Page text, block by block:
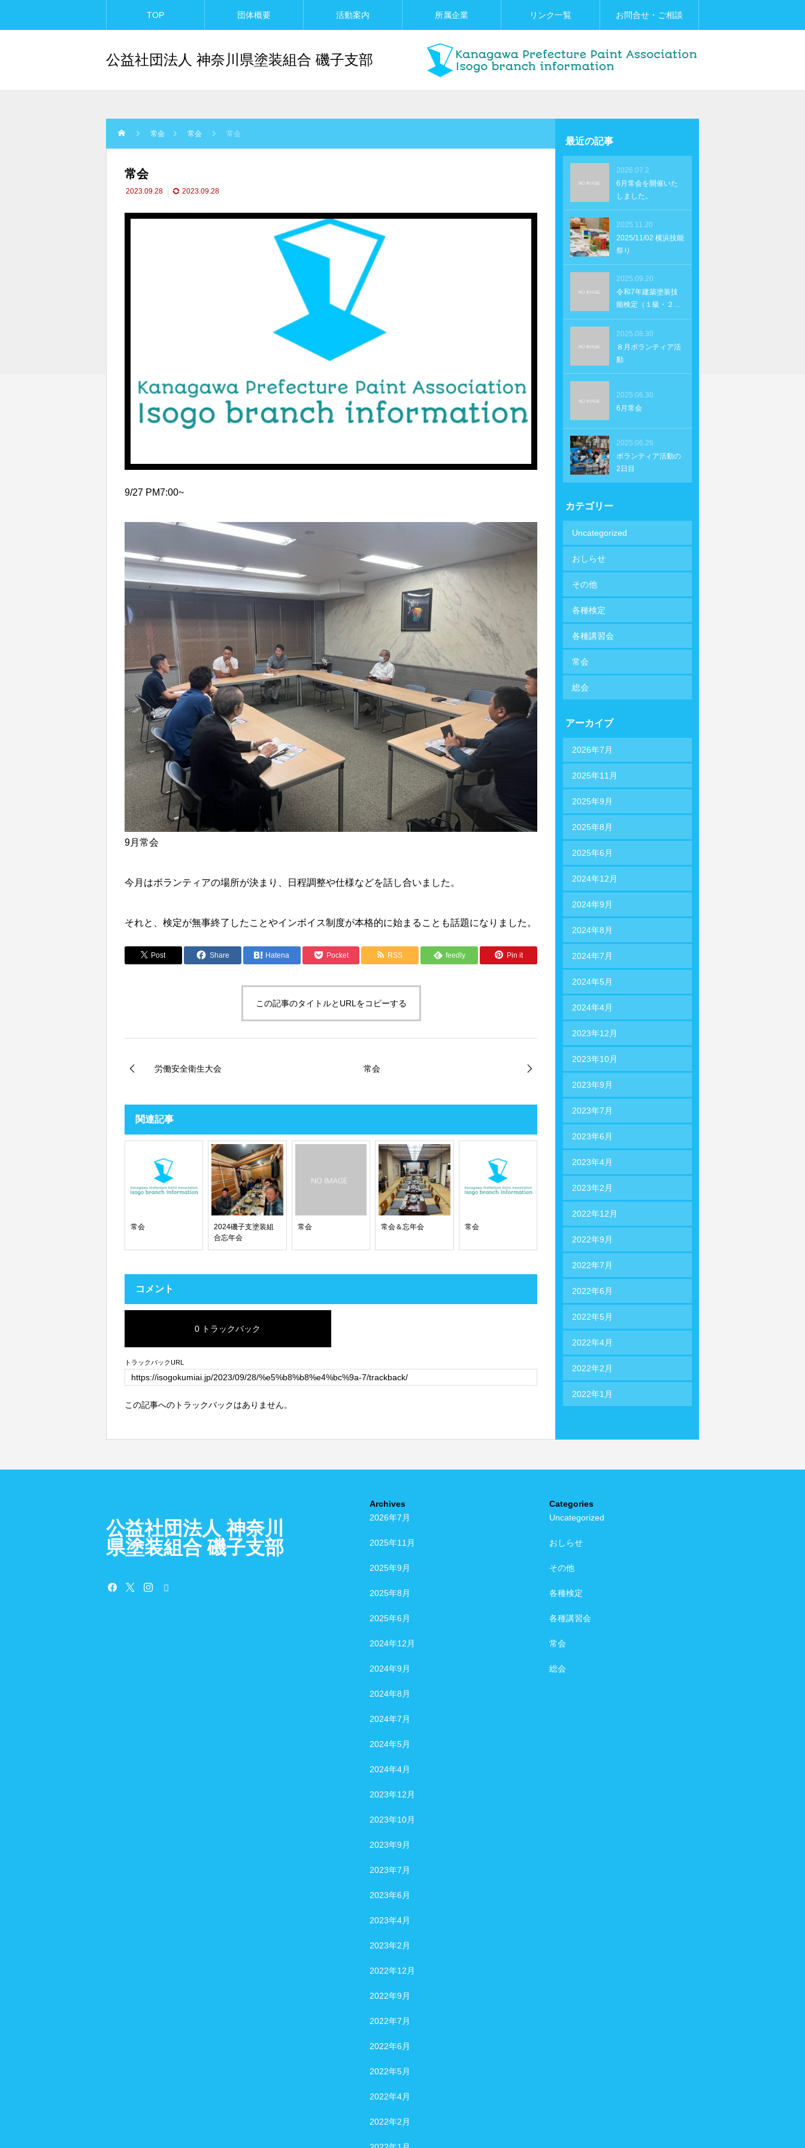
TOP 団体概要 活動案内 所属企業 リンク一覧 お問合せ・ご相談
公益社団法人 神奈川県塗装組合 磯子支部
常会 常会 常会
常会
2023.09.28 2023.09.28
9/27 PM7:00~
9月常会
今月はボランティアの場所が決まり、日程調整や仕様などを話し合いました。
それと、検定が無事終了したことやインボイス制度が本格的に始まることも話題になりました。
Post Share Hatena Pocket RSS feedly Pin it
この記事のタイトルとURLをコピーする
労働安全衛生大会 常会
関連記事
常会
2024磯子支塗装組
合忘年会
常会 常会＆忘年会 常会
コメント
0 トラックバック
トラックバックURL
この記事へのトラックバックはありません。
最近の記事
2026.07.2
6月常会を開催いた
しました。
2025.11.20
2025/11/02 横浜技能
祭り
2025.09.20
令和7年建築塗装技
能検定（１級・２
級）
2025.08.30
８月ボランティア活
動
2025.06.30
6月常会
2025.06.26
ボランティア活動の
2日目
カテゴリー
Uncategorized
おしらせ
その他
各種検定
各種講習会
常会
総会
アーカイブ
2026年7月
2025年11月
2025年9月
2025年8月
2025年6月
2024年12月
2024年9月
2024年8月
2024年7月
2024年5月
2024年4月
2023年12月
2023年10月
2023年9月
2023年7月
2023年6月
2023年4月
2023年2月
2022年12月
2022年9月
2022年7月
2022年6月
2022年5月
2022年4月
2022年2月
2022年1月
Archives
2026年7月
2025年11月
2025年9月
2025年8月
2025年6月
2024年12月
2024年9月
2024年8月
2024年7月
2024年5月
2024年4月
2023年12月
2023年10月
2023年9月
2023年7月
2023年6月
2023年4月
2023年2月
2022年12月
2022年9月
2022年7月
2022年6月
2022年5月
2022年4月
2022年2月
Categories
Uncategorized
おしらせ
その他
各種検定
各種講習会
常会
総会
公益社団法人 神奈川
県塗装組合 磯子支部